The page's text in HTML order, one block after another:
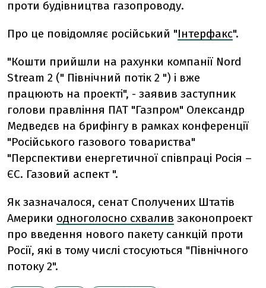
проти будівництва газопроводу.
Про це повідомляє російський "Інтерфакс".
"Кошти прийшли на рахунки компанії Nord
Stream 2 (" Північний потік 2 ") і вже
працюють на проекті", - заявив заступник
голови правління ПАТ "Газпром" Олександр
Медведєв на брифінгу в рамках конференції
"Російського газового товариства"
"Перспективи енергетичної співпраці Росія –
ЄС. Газовий аспект ".
Як зазначалося, сенат Сполучених Штатів
Америки одноголосно схвалив законопроект
про введення нового пакету санкцій проти
Росії, які в тому числі стосуються "Північного
потоку 2".